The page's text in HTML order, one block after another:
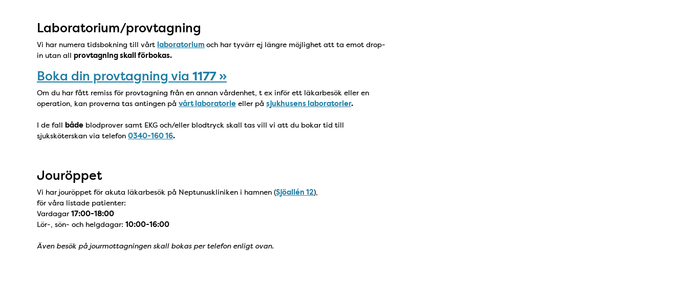
Laboratorium/provtagning
Vi har numera tidsbokning till vårt laboratorium och har tyvärr ej längre möjlighet att ta emot drop-
in utan all provtagning skall förbokas.
Boka din provtagning via 1177 »
Om du har fått remiss för provtagning från en annan vårdenhet, t ex inför ett läkarbesök eller en
operation, kan proverna tas antingen på vårt laboratorie eller på sjukhusens laboratorier.
I de fall både blodprover samt EKG och/eller blodtryck skall tas vill vi att du bokar tid till
sjuksköterskan via telefon 0340-160 16.
Jouröppet
Vi har jouröppet för akuta läkarbesök på Neptunuskliniken i hamnen (Sjöallén 12),
för våra listade patienter:
Vardagar 17:00-18:00
Lör-, sön- och helgdagar: 10:00-16:00
Även besök på jourmottagningen skall bokas per telefon enligt ovan.